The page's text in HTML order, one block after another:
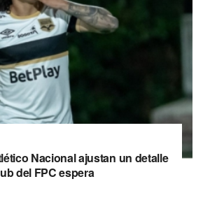
Nacional ajustan un detalle
del FPC espera